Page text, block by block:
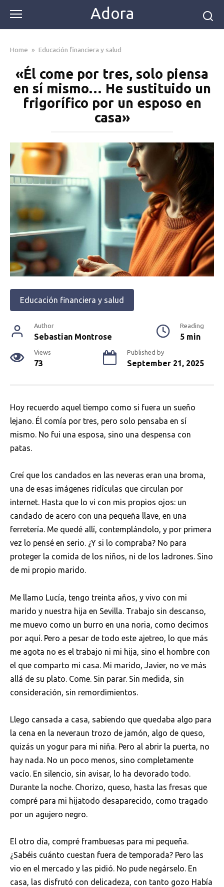
content
Adora
Home » Educación financiera y salud
«Él come por tres, solo piensa
en sí mismo… He sustituido un
frigorífico por un esposo en
casa»
Educación financiera y salud
Author
Sebastian Montrose
Reading
5 min
Views
73
Published by
September 21, 2025
Hoy recuerdo aquel tiempo como si fuera un sueño
lejano. Él comía por tres, pero solo pensaba en sí
mismo. No fui una esposa, sino una despensa con
patas.
Creí que los candados en las neveras eran una broma,
una de esas imágenes ridículas que circulan por
internet. Hasta que lo vi con mis propios ojos: un
candado de acero con una pequeña llave, en una
ferretería. Me quedé allí, contemplándolo, y por primera
vez lo pensé en serio. ¿Y si lo compraba? No para
proteger la comida de los niños, ni de los ladrones. Sino
de mi propio marido.
Me llamo Lucía, tengo treinta años, y vivo con mi
marido y nuestra hija en Sevilla. Trabajo sin descanso,
me muevo como un burro en una noria, como decimos
por aquí. Pero a pesar de todo este ajetreo, lo que más
me agota no es el trabajo ni mi hija, sino el hombre con
el que comparto mi casa. Mi marido, Javier, no ve más
allá de su plato. Come. Sin parar. Sin medida, sin
consideración, sin remordimientos.
Llego cansada a casa, sabiendo que quedaba algo para
la cena en la neveraun trozo de jamón, algo de queso,
quizás un yogur para mi niña. Pero al abrir la puerta, no
hay nada. No un poco menos, sino completamente
vacío. En silencio, sin avisar, lo ha devorado todo.
Durante la noche. Chorizo, queso, hasta las fresas que
compré para mi hijatodo desaparecido, como tragado
por un agujero negro.
El otro día, compré frambuesas para mi pequeña.
¿Sabéis cuánto cuestan fuera de temporada? Pero las
vio en el mercado y las pidió. No pude negárselo. En
casa, las disfrutó con delicadeza, con tanto gozo Había